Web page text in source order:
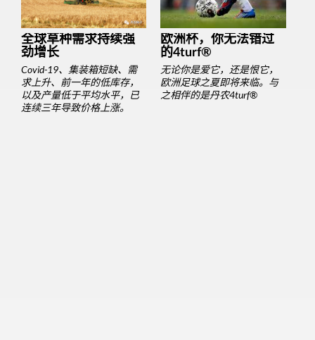
全球草种需求持续强
劲增长
Covid-19、集装箱短缺、需
求上升、前一年的低库存，
以及产量低于平均水平，已
连续三年导致价格上涨。
欧洲杯，你无法错过
的4turf®
无论你是爱它，还是恨它，
欧洲足球之夏即将来临。与
之相伴的是丹农4turf®